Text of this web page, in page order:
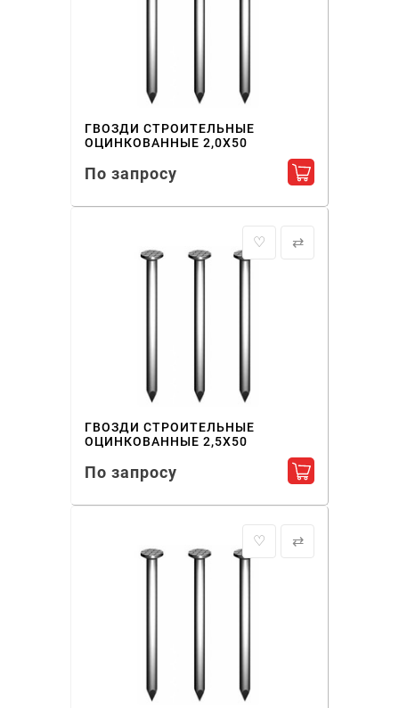
ГВОЗДИ СТРОИТЕЛЬНЫЕ
ОЦИНКОВАННЫЕ 2,0X50
По запросу Добавить в
♡ ⇄
ГВОЗДИ СТРОИТЕЛЬНЫЕ
ОЦИНКОВАННЫЕ 2,5X50
По запросу Добавить в
♡ ⇄